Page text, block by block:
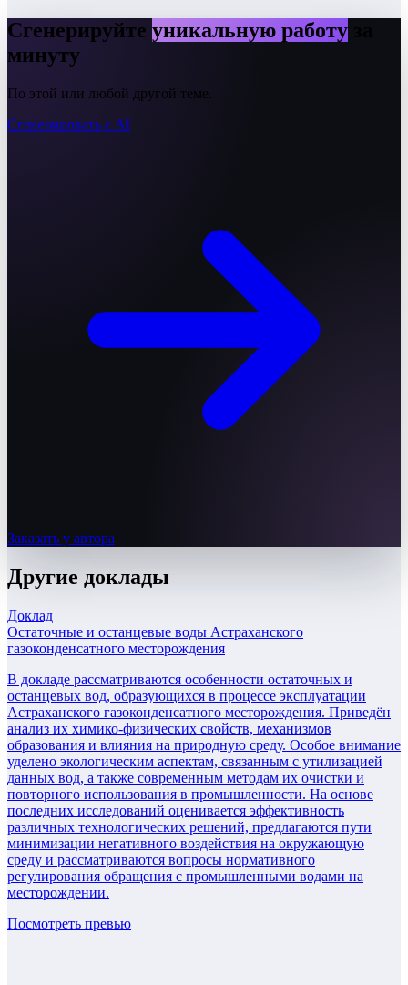
Сгенерируйте уникальную работу
минуту
По этой или любой другой теме.
Сгенерировать с AI
Заказать у автора
Другие доклады
Доклад
Остаточные и останцевые воды Астраханского
газоконденсатного месторождения
В докладе рассматриваются особенности остаточных и
останцевых вод, образующихся в процессе эксплуатации
Астраханского газоконденсатного месторождения. Приведён
анализ их химико-физических свойств, механизмов
образования и влияния на природную среду. Особое внимание
уделено экологическим аспектам, связанным с утилизацией
данных вод, а также современным методам их очистки и
повторного использования в промышленности. На основе
последних исследований оценивается эффективность
различных технологических решений, предлагаются пути
минимизации негативного воздействия на окружающую
среду и рассматриваются вопросы нормативного
регулирования обращения с промышленными водами на
месторождении.
Посмотреть превью